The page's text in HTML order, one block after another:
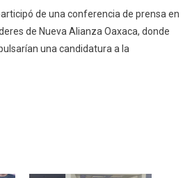
de una conferencia de prensa en
de Nueva Alianza Oaxaca, donde
una candidatura a la